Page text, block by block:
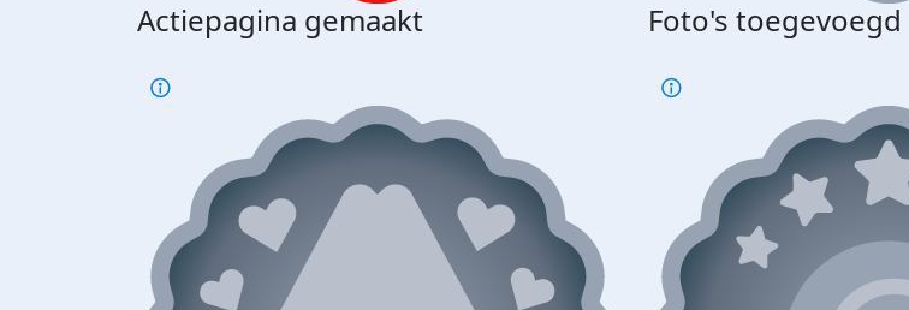
Actiepagina gemaakt Foto's toegevoegd